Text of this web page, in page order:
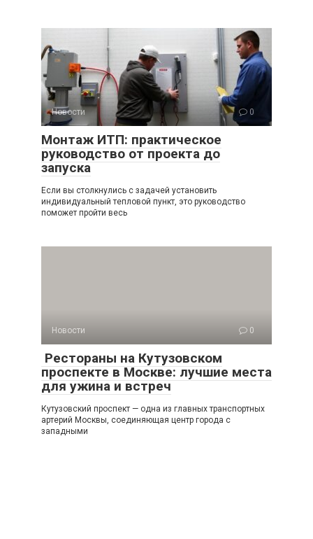
Новости 0
Монтаж ИТП: практическое
руководство от проекта до
запуска
Если вы столкнулись с задачей установить
индивидуальный тепловой пункт, это руководство
поможет пройти весь
Новости 0
Рестораны на Кутузовском
проспекте в Москве: лучшие места
для ужина и встреч
Кутузовский проспект — одна из главных транспортных
артерий Москвы, соединяющая центр города с
западными